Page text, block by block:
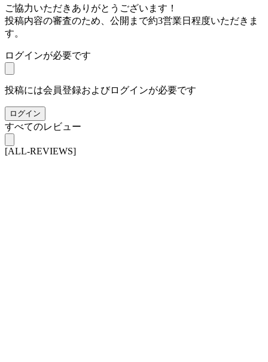
ご協力いただきありがとうございます！
投稿内容の審査のため、公開まで約3営業日程度いただきま
す。
ログインが必要です
投稿には会員登録およびログインが必要です
ログイン
すべてのレビュー
[ALL-REVIEWS]